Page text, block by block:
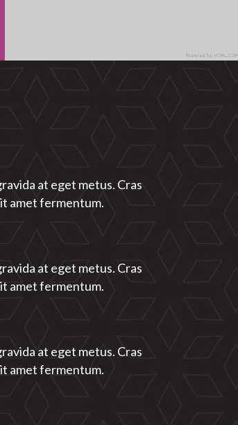
at eget metus. Cras
amet fermentum.
at eget metus. Cras
amet fermentum.
at eget metus. Cras
amet fermentum.